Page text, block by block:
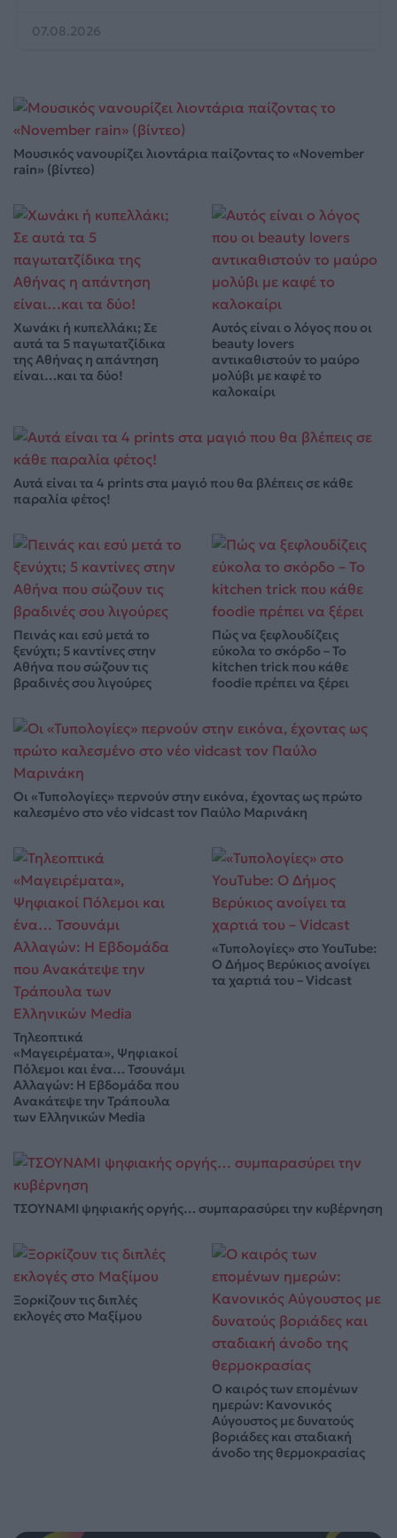
07.08.2026
Μουσικός νανουρίζει λιοντάρια παίζοντας το «November
rain» (βίντεο)
Χωνάκι ή κυπελλάκι; Σε
αυτά τα 5 παγωτατζίδικα
της Αθήνας η απάντηση
είναι…και τα δύο!
Αυτός είναι ο λόγος που οι
beauty lovers
αντικαθιστούν το μαύρο
μολύβι με καφέ το
καλοκαίρι
Αυτά είναι τα 4 prints στα μαγιό που θα βλέπεις σε κάθε
παραλία φέτος!
Πεινάς και εσύ μετά το
ξενύχτι; 5 καντίνες στην
Αθήνα που σώζουν τις
βραδινές σου λιγούρες
Πώς να ξεφλουδίζεις
εύκολα το σκόρδο – Το
kitchen trick που κάθε
foodie πρέπει να ξέρει
Οι «Τυπολογίες» περνούν στην εικόνα, έχοντας ως πρώτο
καλεσμένο στο νέο vidcast τον Παύλο Μαρινάκη
Τηλεοπτικά
«Μαγειρέματα», Ψηφιακοί
Πόλεμοι και ένα… Τσουνάμι
Αλλαγών: Η Εβδομάδα που
Ανακάτεψε την Τράπουλα
των Ελληνικών Media
«Τυπολογίες» στο YouTube:
Ο Δήμος Βερύκιος ανοίγει
τα χαρτιά του – Vidcast
ΤΣΟΥΝΑΜΙ ψηφιακής οργής… συμπαρασύρει την κυβέρνηση
Ξορκίζουν τις διπλές
εκλογές στο Μαξίμου
Ο καιρός των επομένων
ημερών: Κανονικός
Αύγουστος με δυνατούς
βοριάδες και σταδιακή
άνοδο της θερμοκρασίας